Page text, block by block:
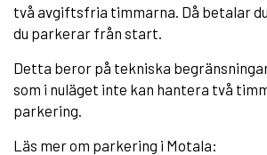
två avgiftsfria timmarna. Då betalar
du parkerar från start.
Detta beror på tekniska
som i nuläget inte kan hantera två
parkering.
Läs mer om parkering i Motala: